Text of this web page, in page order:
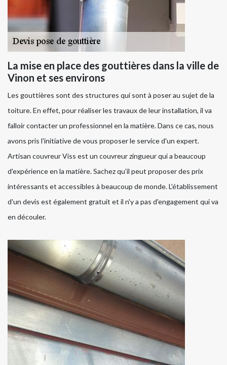
La mise en place des gouttières dans la ville de
Vinon et ses environs
Les gouttières sont des structures qui sont à poser au sujet de la
toiture. En effet, pour réaliser les travaux de leur installation, il va
falloir contacter un professionnel en la matière. Dans ce cas, nous
avons pris l'initiative de vous proposer le service d'un expert.
Artisan couvreur Viss est un couvreur zingueur qui a beaucoup
d'expérience en la matière. Sachez qu'il peut proposer des prix
intéressants et accessibles à beaucoup de monde. L'établissement
d'un devis est également gratuit et il n'y a pas d'engagement qui va
en découler.